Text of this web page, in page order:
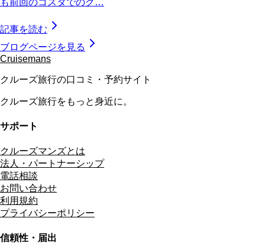
記事を読む
ブログページを見る
Cruisemans
クルーズ旅行の口コミ・予約サイト
クルーズ旅行をもっと身近に。
サポート
クルーズマンズとは
法人・パートナーシップ
電話相談
お問い合わせ
利用規約
プライバシーポリシー
信頼性・届出